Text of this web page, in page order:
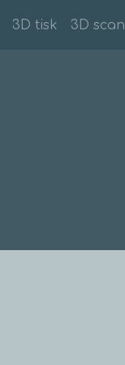
3D tisk 3D scan